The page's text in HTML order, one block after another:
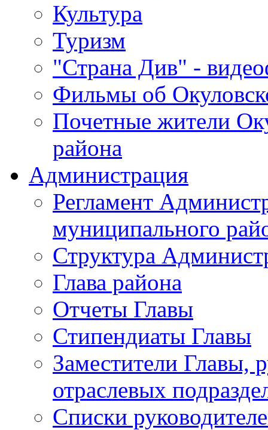
Культура
Туризм
"Страна Див" -
Фильмы об
Почетные жители
района
Администрация
Регламент
муниципального
Структура
Глава района
Отчеты Главы
Стипендиаты Главы
Заместители Главы,
отраслевых
Списки